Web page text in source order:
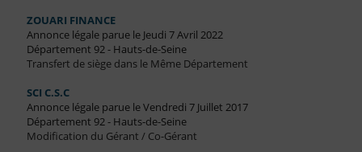
ZOUARI FINANCE
Annonce légale parue le Jeudi 7 Avril 2022
Département 92 - Hauts-de-Seine
Transfert de siège dans le Même Département
SCI C.S.C
Annonce légale parue le Vendredi 7 Juillet 2017
Département 92 - Hauts-de-Seine
Modification du Gérant / Co-Gérant